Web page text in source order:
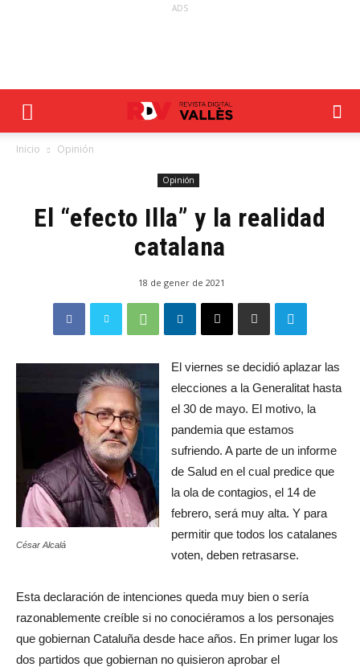
ADS
Inicio Opinión
Opinión
El “efecto Illa” y la realidad
catalana
18 de gener de 2021
César Alcalá
El viernes se decidió aplazar las
elecciones a la Generalitat hasta
el 30 de mayo. El motivo, la
pandemia que estamos
sufriendo. A parte de un informe
de Salud en el cual predice que
la ola de contagios, el 14 de
febrero, será muy alta. Y para
permitir que todos los catalanes
voten, deben retrasarse.
Esta declaración de intenciones queda muy bien o sería
razonablemente creíble si no conociéramos a los personajes
que gobiernan Cataluña desde hace años. En primer lugar los
dos partidos que gobiernan no quisieron aprobar el